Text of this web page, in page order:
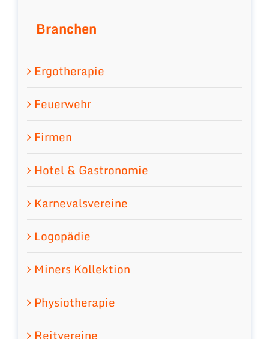
Branchen
Ergotherapie
Feuerwehr
Firmen
Hotel & Gastronomie
Karnevalsvereine
Logopädie
Miners Kollektion
Physiotherapie
Reitvereine